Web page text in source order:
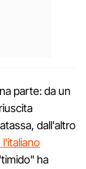
parte: da un
dall'altro
l'italiano
ha